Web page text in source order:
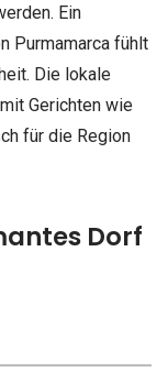
Ein
Purmamarca fühlt
Die lokale
Gerichten wie
für die Region
Dorf